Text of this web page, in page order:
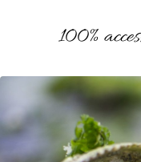
100%